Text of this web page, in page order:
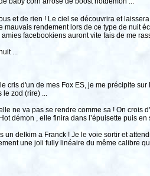
et de rien ! Le ciel se découvrira et
rendement lors de ce type de nuit
facebookiens auront vite fais de me
...
cris d'un de mes Fox ES, je me précipite
le zod (rire) ...
ne va pas se rendre comme sa ! On
démon , elle finira dans l’épuisette puis
un delkim a Franck ! Je le voie sortir et
une joli fully linéaire du même calibre